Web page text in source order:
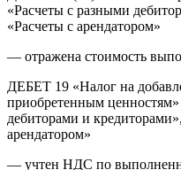
«Расчеты с разными
«Расчеты с арендатором»
— отражена стоимость
ДЕБЕТ 19 «Налог на
приобретенным
дебиторами и
арендатором»
— учтен НДС по